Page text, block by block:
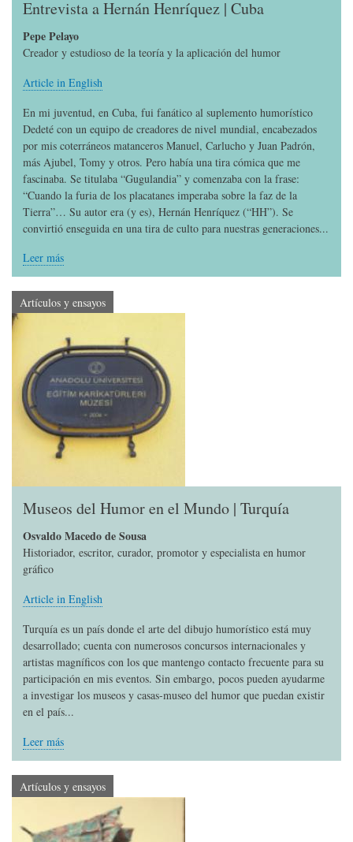
Entrevista a Hernán Henríquez | Cuba
Pepe Pelayo
Creador y estudioso de la teoría y la aplicación del humor
Article in English
En mi juventud, en Cuba, fui fanático al suplemento humorístico
Dedeté con un equipo de creadores de nivel mundial, encabezados
por mis coterráneos matanceros Manuel, Carlucho y Juan Padrón,
más Ajubel, Tomy y otros. Pero había una tira cómica que me
fascinaba. Se titulaba “Gugulandia” y comenzaba con la frase:
“Cuando la furia de los placatanes imperaba sobre la faz de la
Tierra”… Su autor era (y es), Hernán Henríquez (“HH”). Se
convirtió enseguida en una tira de culto para nuestras generaciones...
Leer más
Artículos y ensayos
Museos del Humor en el Mundo | Turquía
Osvaldo Macedo de Sousa
Historiador, escritor, curador, promotor y especialista en humor
gráfico
Article in English
Turquía es un país donde el arte del dibujo humorístico está muy
desarrollado; cuenta con numerosos concursos internacionales y
artistas magníficos con los que mantengo contacto frecuente para su
participación en mis eventos. Sin embargo, pocos pueden ayudarme
a investigar los museos y casas-museo del humor que puedan existir
en el país...
Leer más
Artículos y ensayos